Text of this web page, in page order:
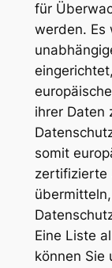
für
werden. Es
ihrer Daten
somit
zertifizierte
Eine Liste
können Sie